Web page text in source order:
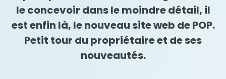
le concevoir dans le moindre détail, il
est enfin là, le nouveau site web de POP.
Petit tour du propriétaire et de ses
nouveautés.